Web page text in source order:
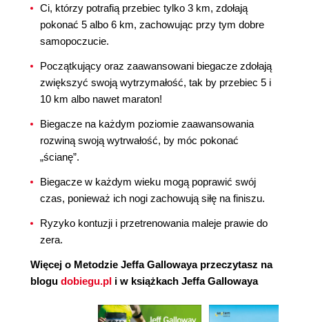
Ci, którzy potrafią przebiec tylko 3 km, zdołają
pokonać 5 albo 6 km, zachowując przy tym dobre
samopoczucie.
Początkujący oraz zaawansowani biegacze zdołają
zwiększyć swoją wytrzymałość, tak by przebiec 5 i
10 km albo nawet maraton!
Biegacze na każdym poziomie zaawansowania
rozwiną swoją wytrwałość, by móc pokonać
„ścianę”.
Biegacze w każdym wieku mogą poprawić swój
czas, ponieważ ich nogi zachowują siłę na finiszu.
Ryzyko kontuzji i przetrenowania maleje prawie do
zera.
Więcej o Metodzie Jeffa Gallowaya przeczytasz na
blogu dobiegu.pl i w książkach Jeffa Gallowaya